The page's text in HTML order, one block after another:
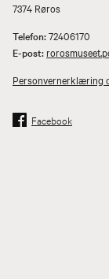
7374 Røros
Telefon:72406170
E-post:
Personvernerklæring
Facebook